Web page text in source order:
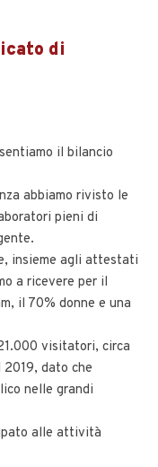
di
il bilancio
abbiamo rivisto le
pieni di
insieme agli attestati
a ricevere per il
il 70% donne e una
visitatori, circa
dato che
nelle grandi
alle attività